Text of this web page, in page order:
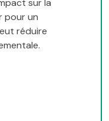
sur la
pour un
réduire